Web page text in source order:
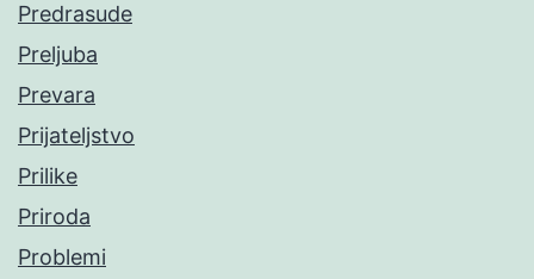
Predrasude
Preljuba
Prevara
Prijateljstvo
Prilike
Priroda
Problemi